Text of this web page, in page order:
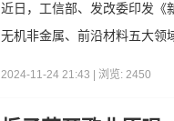
近日，工信部、发改委印发《
无机非金属、前沿材料五大领
2024-11-24 21:43 | 浏览: 2450